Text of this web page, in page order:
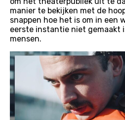
manier te bekijken met de
snappen hoe het is om in een
eerste instantie niet gemaakt
mensen.